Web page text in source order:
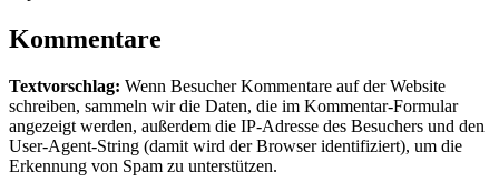
Kommentare
Textvorschlag: Wenn Besucher Kommentare auf der Website
schreiben, sammeln wir die Daten, die im Kommentar-Formular
angezeigt werden, außerdem die IP-Adresse des Besuchers und den
User-Agent-String (damit wird der Browser identifiziert), um die
Erkennung von Spam zu unterstützen.